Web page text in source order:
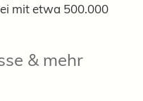
mit etwa 500.000
& mehr